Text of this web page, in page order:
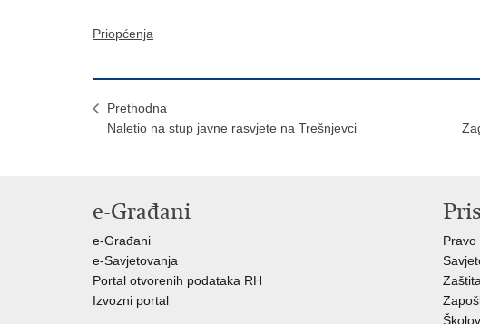
Priopćenja
Prethodna
Naletio na stup javne rasvjete na Trešnjevci
e-Građani
e-Građani
e-Savjetovanja
Portal otvorenih podataka RH
Izvozni portal